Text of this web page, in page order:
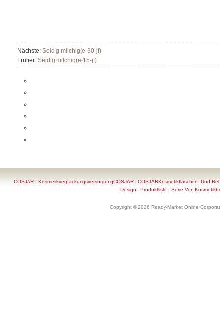
Nächste: Seidig milchig(e-30-jf)
Früher: Seidig milchig(e-15-jf)
COSJAR |KosmetikverpackungsversorgungCOSJAR |COSJARKosmetikflaschen- Und
Design | Produktliste | Serie Von
Copyright © 2026 Ready-Market Online